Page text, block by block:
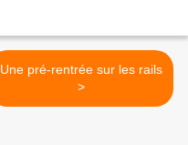
Une pré-rentrée sur les rails
>